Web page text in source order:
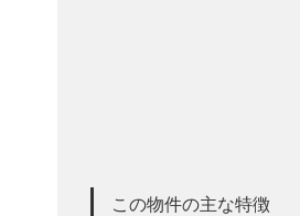
この物件の主な特徴